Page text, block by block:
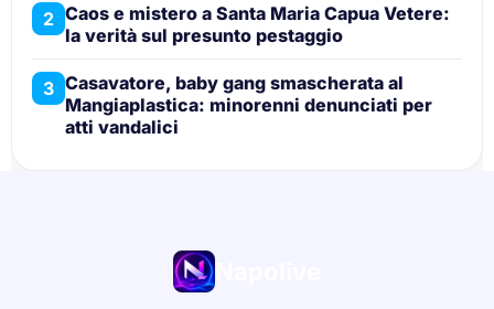
2 Caos e mistero a Santa Maria Capua Vetere:
la verità sul presunto pestaggio
3 Casavatore, baby gang smascherata al
Mangiaplastica: minorenni denunciati per
atti vandalici